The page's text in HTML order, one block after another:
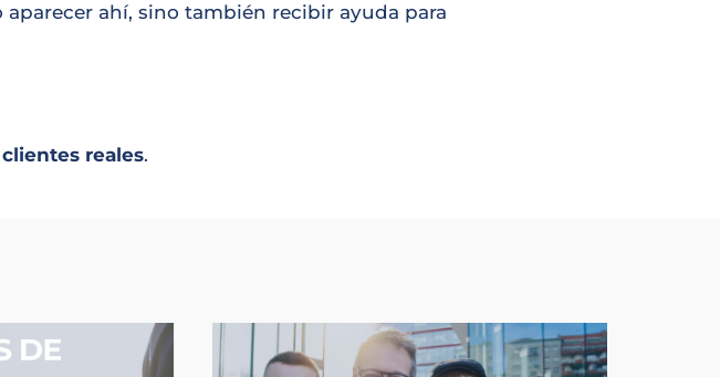
ahí, sino también recibir ayuda para
reales.